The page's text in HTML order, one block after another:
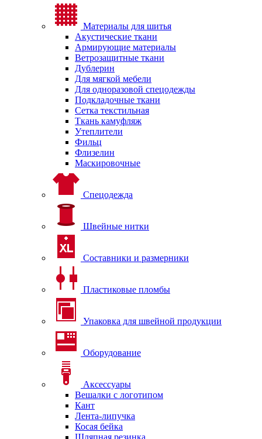
Материалы для шитья
Акустические ткани
Армирующие материалы
Ветрозащитные ткани
Дублерин
Для мягкой мебели
Для одноразовой спецодежды
Подкладочные ткани
Сетка текстильная
Ткань камуфляж
Утеплители
Фильц
Флизелин
Маскировочные
Спецодежда
Швейные нитки
Составники и размерники
Пластиковые пломбы
Упаковка для швейной продукции
Оборудование
Аксессуары
Вешалки с логотипом
Кант
Лента-липучка
Косая бейка
Шляпная резинка